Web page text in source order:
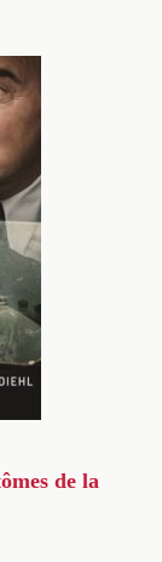
de la